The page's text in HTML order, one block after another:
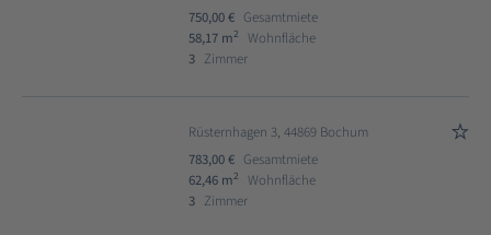
750,00 € Gesamtmiete
58,17 m2
Wohnfläche
3 Zimmer
Rüsternhagen 3, 44869 Bochum
783,00 € Gesamtmiete
62,46 m2
Wohnfläche
3 Zimmer